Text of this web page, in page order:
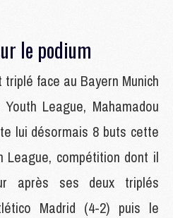
le podium
face au Bayern Munich
League, Mahamadou
lui désormais 8 buts cette
League, compétition dont il
après ses deux triplés
Madrid (4-2) puis le